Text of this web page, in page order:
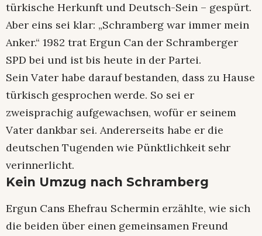
türkische Herkunft und Deutsch-Sein – gespürt.
Aber eins sei klar: „Schramberg war immer mein
Anker.“ 1982 trat Ergun Can der Schramberger
SPD bei und ist bis heute in der Partei.
Sein Vater habe darauf bestanden, dass zu Hause
türkisch gesprochen werde. So sei er
zweisprachig aufgewachsen, wofür er seinem
Vater dankbar sei. Andererseits habe er die
deutschen Tugenden wie Pünktlichkeit sehr
verinnerlicht.
Kein Umzug nach Schramberg
Ergun Cans Ehefrau Schermin erzählte, wie sich
die beiden über einen gemeinsamen Freund